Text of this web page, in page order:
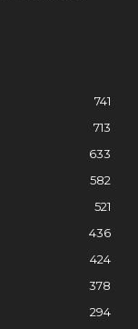
741
713
633
582
521
436
424
378
294